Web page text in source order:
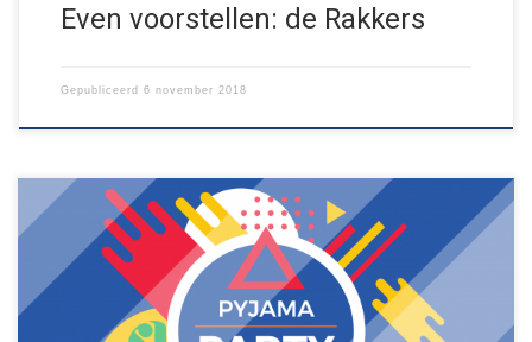
Even voorstellen: de Rakkers
Gepubliceerd 6 november 2018
Vrijdag 9 november is het weer tijd voor de jaarlijkse JNBS
Disco, met dit jaar als thema: PYJAMAPARTY! Helemaal los gaan
op de beste DJ’s, onbeperkt frisdrank drinken, jezelf laten gaan